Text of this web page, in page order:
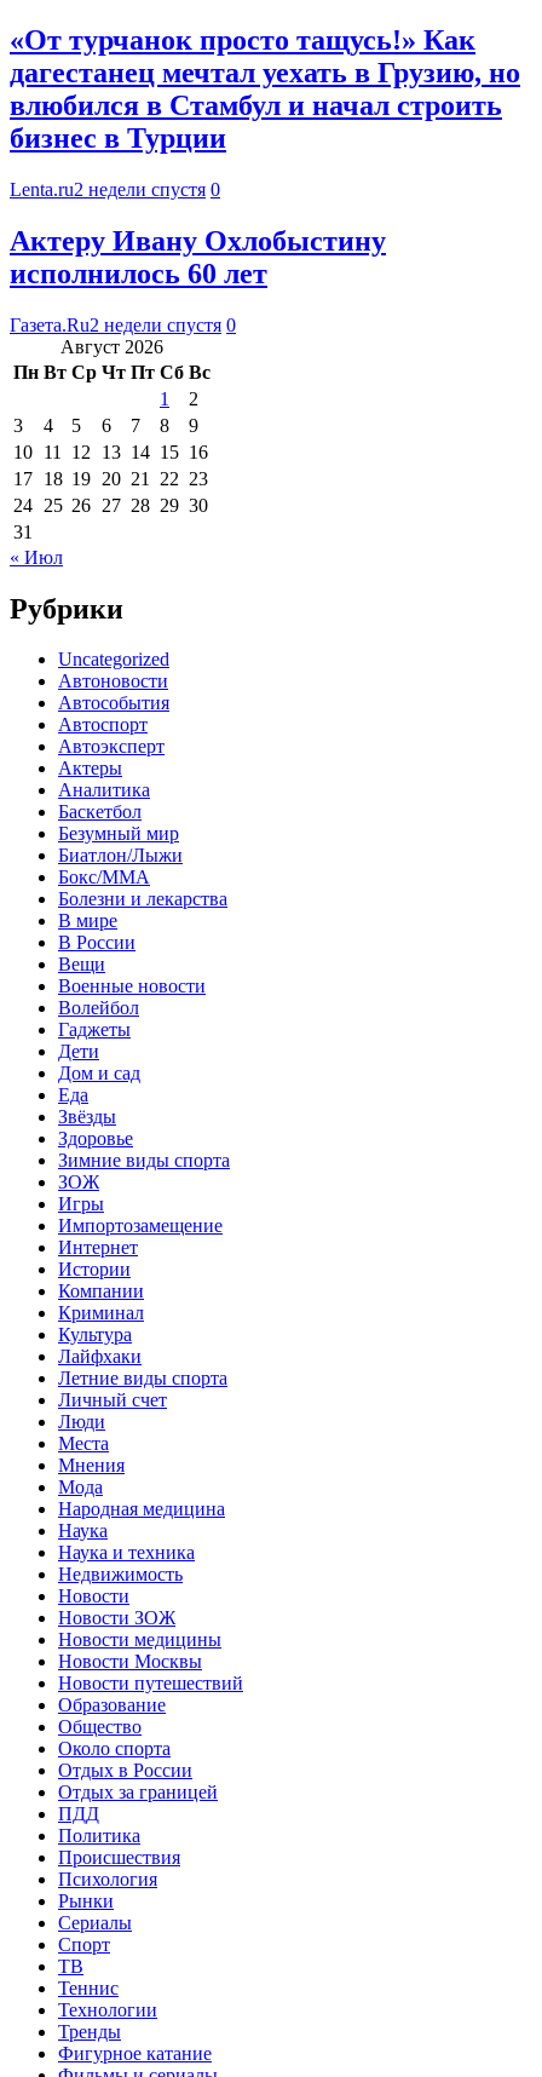
«От турчанок просто тащусь!» Как
дагестанец мечтал уехать в Грузию, но
влюбился в Стамбул и начал строить
бизнес в Турции
Lenta.ru2 недели спустя 0
Актеру Ивану Охлобыстину
исполнилось 60 лет
Газета.Ru2 недели спустя 0
Август 2026
Пн Вт Ср Чт Пт Сб Вс
1
2
3
4 5 6 7 8
9
10 11 12 13 14 15 16
17 18 19 20 21 22 23
24 25 26 27 28 29 30
31
« Июл
Рубрики
Uncategorized
Автоновости
Автособытия
Автоспорт
Автоэксперт
Актеры
Аналитика
Баскетбол
Безумный мир
Биатлон/Лыжи
Бокс/MMA
Болезни и лекарства
В мире
В России
Вещи
Военные новости
Волейбол
Гаджеты
Дети
Дом и сад
Еда
Звёзды
Здоровье
Зимние виды спорта
ЗОЖ
Игры
Импортозамещение
Интернет
Истории
Компании
Криминал
Культура
Лайфхаки
Летние виды спорта
Личный счет
Люди
Места
Мнения
Мода
Народная медицина
Наука
Наука и техника
Недвижимость
Новости
Новости ЗОЖ
Новости медицины
Новости Москвы
Новости путешествий
Образование
Общество
Около спорта
Отдых в России
Отдых за границей
ПДД
Политика
Происшествия
Психология
Рынки
Сериалы
Спорт
ТВ
Теннис
Технологии
Тренды
Фигурное катание